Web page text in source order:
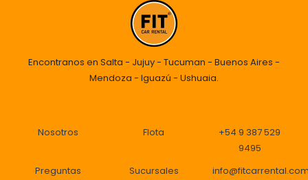
Encontranos en Salta - Jujuy - Tucuman - Buenos Aires -
Mendoza - Iguazú - Ushuaia.
Nosotros Flota
+54 9 387 529
9495
Preguntas
Sucursales